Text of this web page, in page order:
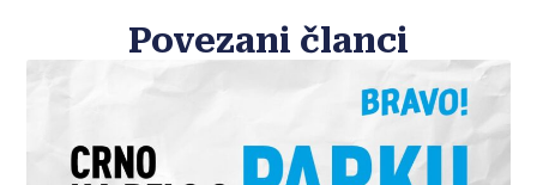
Povezani članci